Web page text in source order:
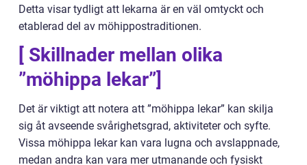
Detta visar tydligt att lekarna är en väl omtyckt och
etablerad del av möhippostraditionen.
[ Skillnader mellan olika
”möhippa lekar”]
Det är viktigt att notera att ”möhippa lekar” kan skilja
sig åt avseende svårighetsgrad, aktiviteter och syfte.
Vissa möhippa lekar kan vara lugna och avslappnade,
medan andra kan vara mer utmanande och fysiskt